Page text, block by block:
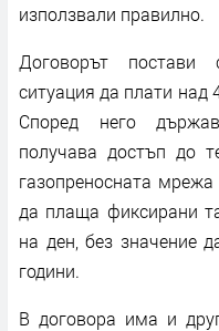
използвали правилно.
Договорът постави
ситуация да плати над
Според него
получава достъп до
газопреносната
да плаща фиксирани
на ден, без значение
години.
В договора има и